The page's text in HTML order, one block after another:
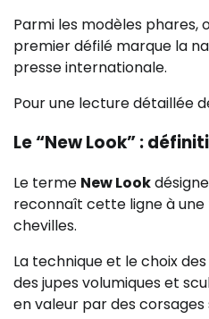
Parmi les modèles phares,
premier défilé marque la
presse internationale.
Pour une lecture détaillée
Le “New Look” :
Le terme New Look
reconnaît cette ligne à une
chevilles.
La technique et le choix
des jupes volumiques et
en valeur par des